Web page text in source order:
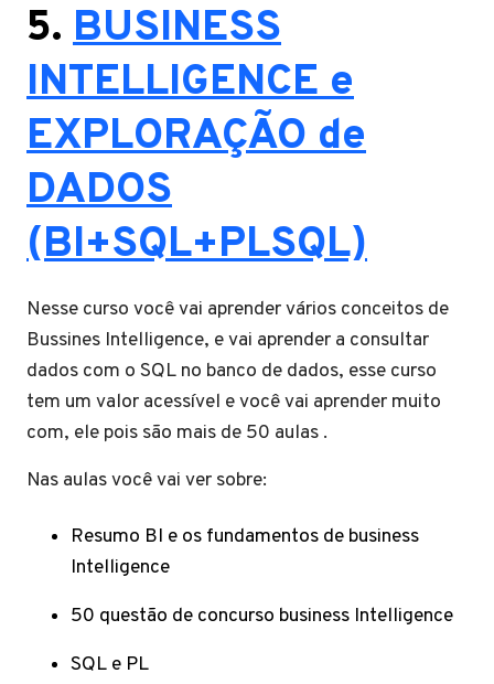
5. BUSINESS
INTELLIGENCE e
EXPLORAÇÃO de
DADOS
(BI+SQL+PLSQL)
Nesse curso você vai aprender vários conceitos de
Bussines Intelligence, e vai aprender a consultar
dados com o SQL no banco de dados, esse curso
tem um valor acessível e você vai aprender muito
com, ele pois são mais de 50 aulas .
Nas aulas você vai ver sobre:
Resumo BI e os fundamentos de business
Intelligence
50 questão de concurso business Intelligence
SQL e PL